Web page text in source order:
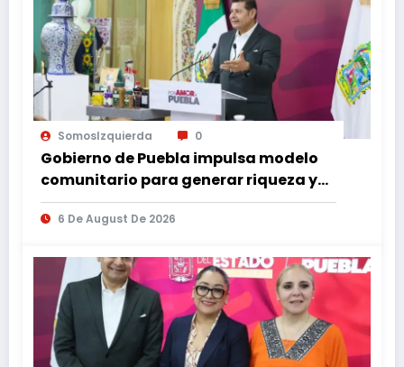
SomosIzquierda 0
Gobierno de Puebla impulsa modelo
comunitario para generar riqueza y
desarrollo
6 De August De 2026